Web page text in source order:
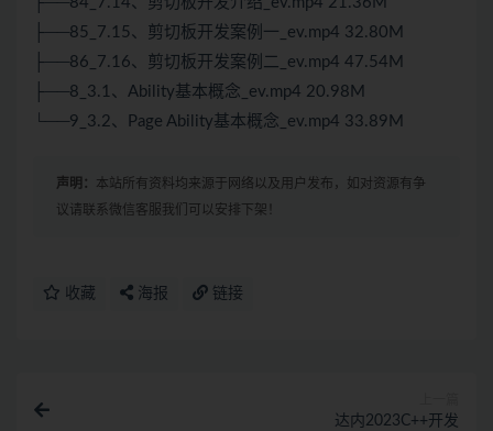
├──85_7.15、剪切板开发案例一_ev.mp4 32.80M
├──86_7.16、剪切板开发案例二_ev.mp4 47.54M
├──8_3.1、Ability基本概念_ev.mp4 20.98M
└──9_3.2、Page Ability基本概念_ev.mp4 33.89M
声明： 本站所有资料均来源于网络以及用户发布，如对资源有争
议请联系微信客服我们可以安排下架！
收藏 海报 链接
达内2023C++开发